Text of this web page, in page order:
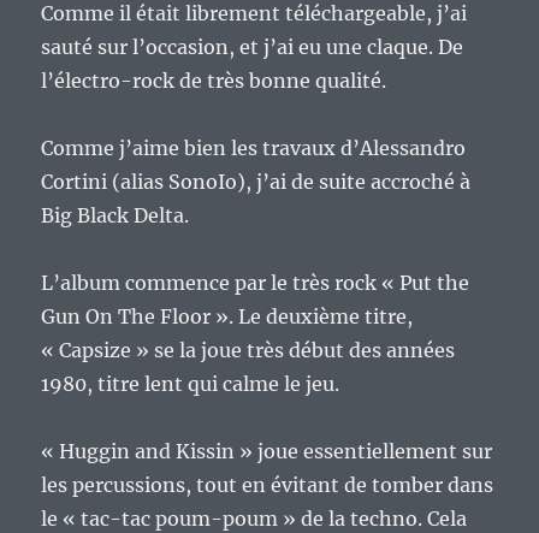
Comme il était librement téléchargeable, j’ai
sauté sur l’occasion, et j’ai eu une claque. De
l’électro-rock de très bonne qualité.
Comme j’aime bien les travaux d’Alessandro
Cortini (alias SonoIo), j’ai de suite accroché à
Big Black Delta.
L’album commence par le très rock « Put the
Gun On The Floor ». Le deuxième titre,
« Capsize » se la joue très début des années
1980, titre lent qui calme le jeu.
« Huggin and Kissin » joue essentiellement sur
les percussions, tout en évitant de tomber dans
le « tac-tac poum-poum » de la techno. Cela